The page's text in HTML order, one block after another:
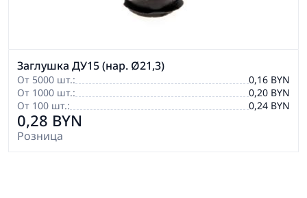
Заглушка ДУ15 (нар. Ø21,3)
От 5000 шт.:
0,16 BYN
От 1000 шт.:
0,20 BYN
От 100 шт.:
0,24 BYN
0,28 BYN
Розница